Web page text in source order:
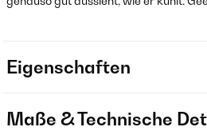
Eigenschaften
Maße & Technische